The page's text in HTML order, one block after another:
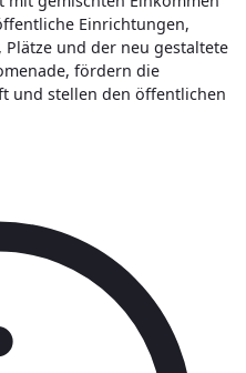
Einrichtungen,
und der neu gestaltete
fördern die
und stellen den öffentlichen